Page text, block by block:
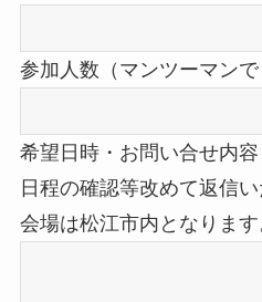
参加人数（マンツーマンで
希望日時・お問い合せ内容
日程の確認等改めて返信い
会場は松江市内となります